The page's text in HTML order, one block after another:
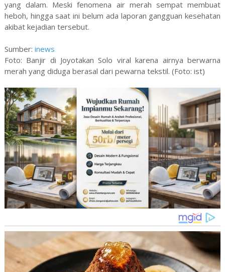
yang dalam. Meski fenomena air merah sempat membuat
heboh, hingga saat ini belum ada laporan gangguan kesehatan
akibat kejadian tersebut.
Sumber: inews
Foto: Banjir di Joyotakan Solo viral karena airnya berwarna
merah yang diduga berasal dari pewarna tekstil. (Foto: ist)